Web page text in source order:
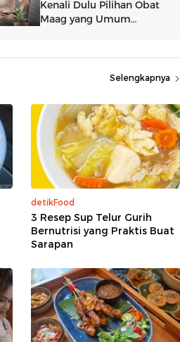
Selengkapnya
detikFood
3 Resep Sup Telur Gurih
Bernutrisi yang Praktis Buat
Sarapan